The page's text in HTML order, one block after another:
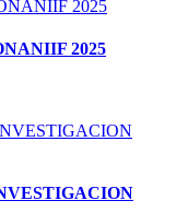
2025